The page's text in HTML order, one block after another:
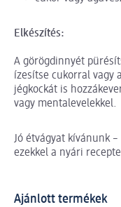
Elkészítés:
A görögdinnyét
ízesítse cukorral vagy
jégkockát is
vagy mentalevelekkel.
Jó étvágyat kívánunk
ezekkel a nyári
Ajánlott termékek